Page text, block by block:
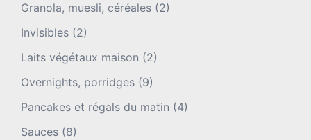
Granola, muesli, céréales (2)
Invisibles (2)
Laits végétaux maison (2)
Overnights, porridges (9)
Pancakes et régals du matin (4)
Sauces (8)